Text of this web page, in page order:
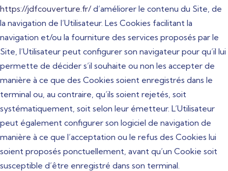
https://jdfcouverture.fr/d’améliorer le contenu du Site, de
la navigation de l’Utilisateur. Les Cookies facilitant la
navigation et/ou la fourniture des services proposés par le
Site, l’Utilisateur peut configurer son navigateur pour qu’il lui
permette de décider s’il souhaite ou non les accepter de
manière à ce que des Cookies soient enregistrés dans le
terminal ou, au contraire, qu’ils soient rejetés, soit
systématiquement, soit selon leur émetteur. L’Utilisateur
peut également configurer son logiciel de navigation de
manière à ce que l’acceptation ou le refus des Cookies lui
soient proposés ponctuellement, avant qu’un Cookie soit
susceptible d’être enregistré dans son terminal.